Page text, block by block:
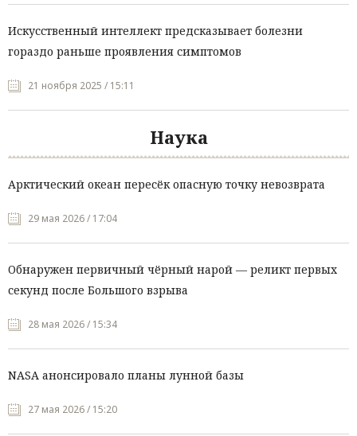
Искусственный интеллект предсказывает болезни
гораздо раньше проявления симптомов
21 ноября 2025 / 15:11
Наука
Арктический океан пересёк опасную точку невозврата
29 мая 2026 / 17:04
Обнаружен первичный чёрный нарой — реликт первых
секунд после Большого взрыва
28 мая 2026 / 15:34
NASA анонсировало планы лунной базы
27 мая 2026 / 15:20